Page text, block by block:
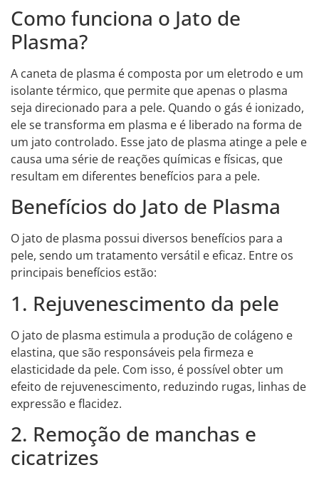
Como funciona o Jato de
Plasma?
A caneta de plasma é composta por um eletrodo e um
isolante térmico, que permite que apenas o plasma
seja direcionado para a pele. Quando o gás é ionizado,
ele se transforma em plasma e é liberado na forma de
um jato controlado. Esse jato de plasma atinge a pele e
causa uma série de reações químicas e físicas, que
resultam em diferentes benefícios para a pele.
Benefícios do Jato de Plasma
O jato de plasma possui diversos benefícios para a
pele, sendo um tratamento versátil e eficaz. Entre os
principais benefícios estão:
1. Rejuvenescimento da pele
O jato de plasma estimula a produção de colágeno e
elastina, que são responsáveis pela firmeza e
elasticidade da pele. Com isso, é possível obter um
efeito de rejuvenescimento, reduzindo rugas, linhas de
expressão e flacidez.
2. Remoção de manchas e
cicatrizes